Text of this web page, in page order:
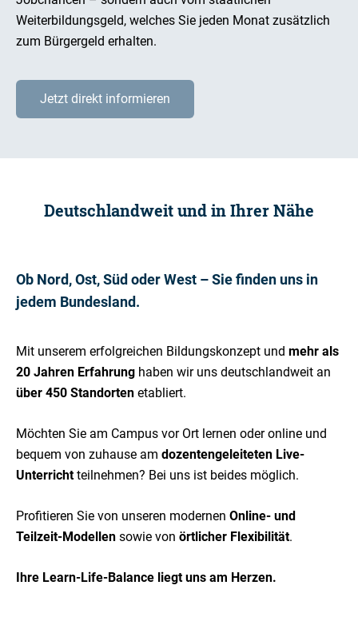
Weiterbildungsgeld, welches Sie jeden Monat zusätzlich
zum Bürgergeld erhalten.
Jetzt direkt informieren
Deutschlandweit und in Ihrer Nähe
Ob Nord, Ost, Süd oder West – Sie finden uns in
jedem Bundesland.
Mit unserem erfolgreichen Bildungskonzept und mehr als
20 Jahren Erfahrung haben wir uns deutschlandweit an
über 450 Standorten etabliert.
Möchten Sie am Campus vor Ort lernen oder online und
bequem von zuhause am dozentengeleiteten Live-
Unterrichtteilnehmen? Bei uns ist beides möglich.
Profitieren Sie von unseren modernen Online- und
Teilzeit-Modellen sowie von örtlicher Flexibilität.
Ihre Learn-Life-Balance liegt uns am Herzen.